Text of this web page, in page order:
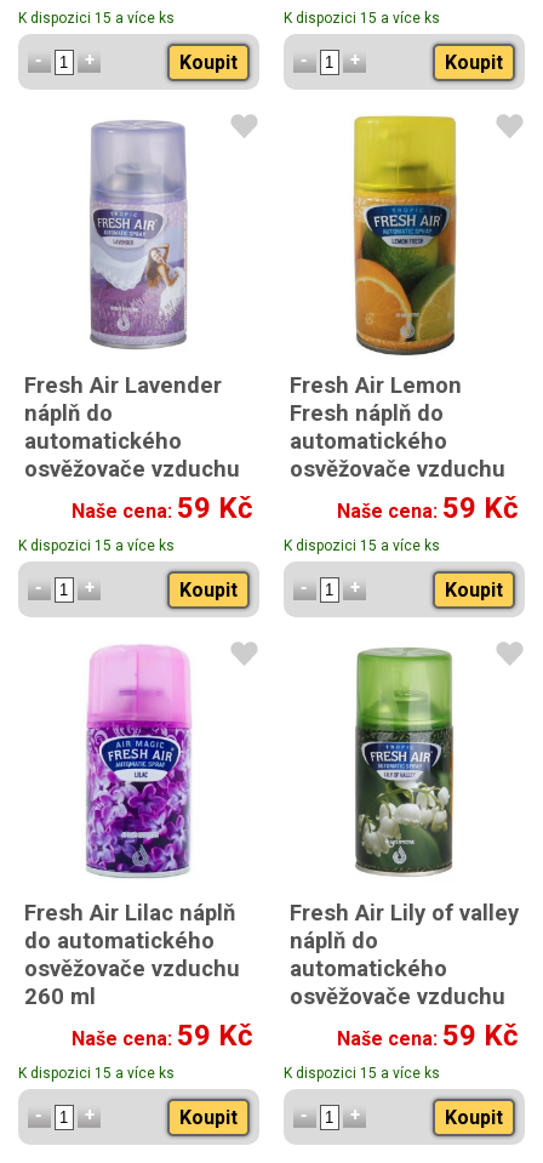
K dispozici 15 a více ks
Koupit
K dispozici 15 a více ks
Koupit
Fresh Air Lavender
náplň do
automatického
osvěžovače vzduchu
260 ml
Naše cena: 59 Kč
K dispozici 15 a více ks
Koupit
Fresh Air Lemon
Fresh náplň do
automatického
osvěžovače vzduchu
260 ml
Naše cena: 59 Kč
K dispozici 15 a více ks
Koupit
Fresh Air Lilac náplň
do automatického
osvěžovače vzduchu
260 ml
Naše cena: 59 Kč
K dispozici 15 a více ks
Koupit
Fresh Air Lily of valley
náplň do
automatického
osvěžovače vzduchu
260 ml
Naše cena: 59 Kč
K dispozici 15 a více ks
Koupit